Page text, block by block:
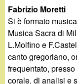
Fabrizio Moretti
Si è formato
Musica Sacra di
L.Molfino e
canto gregoriano,
frequentato,
corale, di analisi e